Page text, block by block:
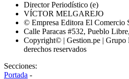
Director Periodístico (e)
VÍCTOR MELGAREJO
© Empresa Editora El Comercio
Calle Paracas #532, Pueblo
Copyright© | Gestion.pe | Grupo
derechos reservados
Secciones:
Portada -